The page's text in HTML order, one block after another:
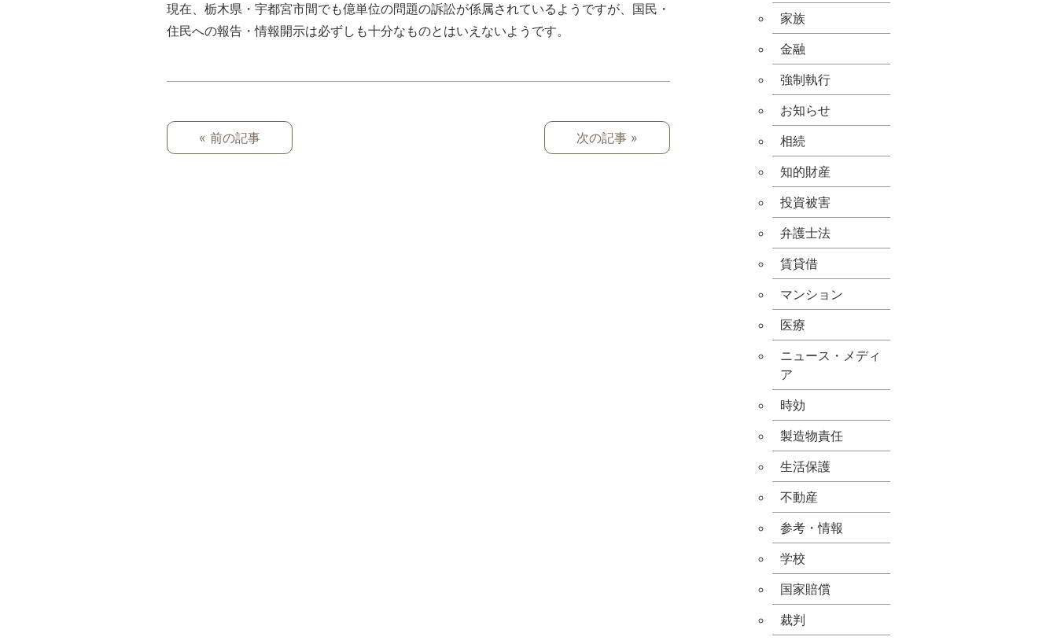
現在、栃木県・宇都宮市間でも億単位の問題の訴訟が係属されているようですが、国民・
住民への報告・情報開示は必ずしも十分なものとはいえないようです。
« 前の記事 次の記事 »
家族
金融
強制執行
お知らせ
相続
知的財産
投資被害
弁護士法
賃貸借
マンション
医療
ニュース・メディ
ア
時効
製造物責任
生活保護
不動産
参考・情報
学校
国家賠償
裁判